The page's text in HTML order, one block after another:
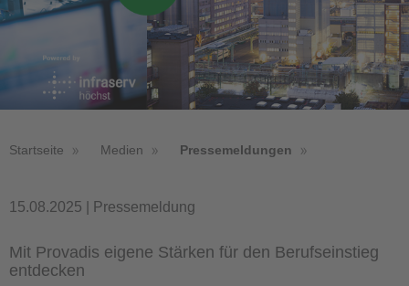
Anfahrt
Startseite Medien Pressemeldungen
15.08.2025 | Pressemeldung
Mit Provadis eigene Stärken für den Berufseinstieg
entdecken